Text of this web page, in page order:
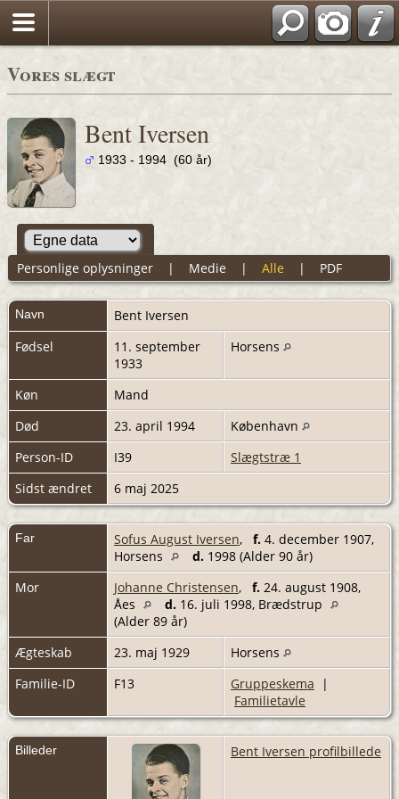
Vores slægt
Bent Iversen
1933 - 1994 (60 år)
Personlige oplysninger| Medie | Alle | PDF
Navn Bent Iversen
Fødsel
11. september
1933
Horsens
Køn
Mand
Død
23. april 1994
København
Person-ID
I39
Slægtstræ 1
Sidst ændret
6 maj 2025
Far Sofus August Iversen, f. 4. december 1907,
Horsens
d. 1998 (Alder 90 år)
Mor
Johanne Christensen, f. 24. august 1908,
Åes
d. 16. juli 1998, Brædstrup
(Alder 89 år)
Ægteskab
23. maj 1929
Horsens
Familie-ID
F13 Gruppeskema |
Familietavle
Billeder Bent Iversen profilbillede